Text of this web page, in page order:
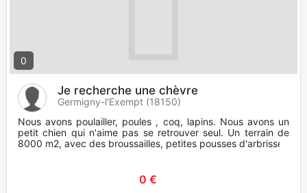
0
Je recherche une chèvre
Germigny-l'Exempt (18150)
Nous avons poulailler, poules , coq, lapins. Nous avons un
petit chien qui n'aime pas se retrouver seul. Un terrain de
8000 m2, avec des broussailles, petites pousses d'arbrissea
0 €